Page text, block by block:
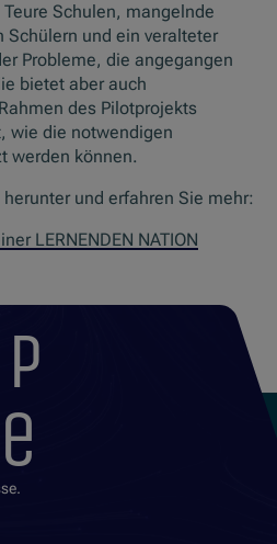
Schulen, mangelnde
Schülern und ein veralteter
Probleme, die angegangen
bietet aber auch
des Pilotprojekts
wie die notwendigen
werden können.
und erfahren Sie mehr:
LERNENDEN NATION